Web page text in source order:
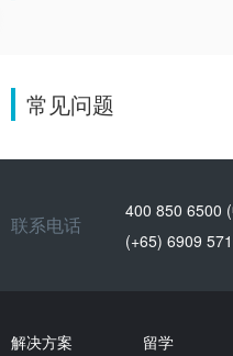
常见问题
联系电话
400 850 6500
(+65) 6909
解决方案 留学